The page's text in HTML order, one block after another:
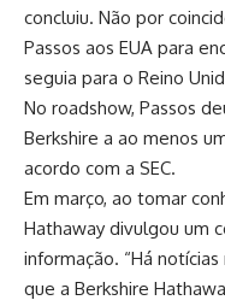
concluiu. Não por
Passos aos EUA para
seguia para o Reino
No roadshow, Passos
Berkshire a ao menos
acordo com a SEC.
Em março, ao tomar
Hathaway divulgou um
informação. “Há
que a Berkshire